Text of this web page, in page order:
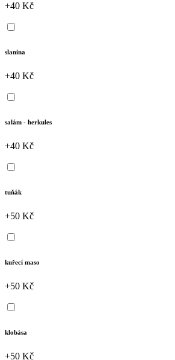
+40 Kč
slanina
+40 Kč
salám - herkules
+40 Kč
tuňák
+50 Kč
kuřecí maso
+50 Kč
klobása
+50 Kč